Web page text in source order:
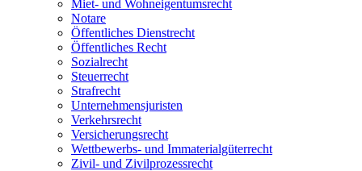
Miet- und Wohneigentumsrecht
Notare
Öffentliches Dienstrecht
Öffentliches Recht
Sozialrecht
Steuerrecht
Strafrecht
Unternehmensjuristen
Verkehrsrecht
Versicherungsrecht
Wettbewerbs- und Immaterialgüterrecht
Zivil- und Zivilprozessrecht